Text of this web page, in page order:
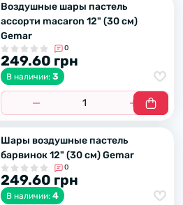
Воздушные шары пастель
ассорти macaron 12" (30 см)
Gemar
0
249.60 грн
В наличии: 3
Шары воздушные пастель
барвинок 12" (30 см) Gemar
0
249.60 грн
В наличии: 4